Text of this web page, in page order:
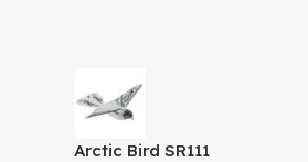
Arctic Bird SR111